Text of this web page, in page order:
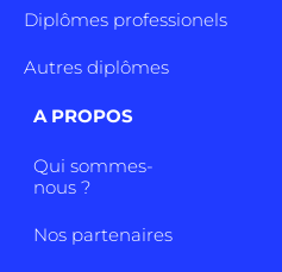
Diplômes professionels
Autres diplômes
A PROPOS
Qui sommes-
nous ?
Nos partenaires